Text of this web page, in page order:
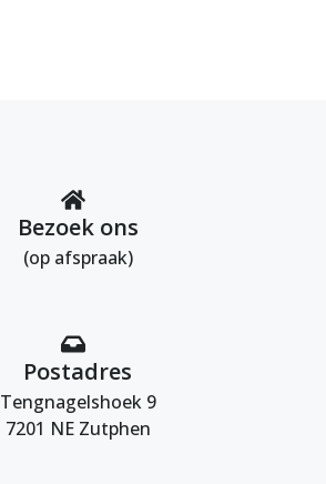
Bezoek ons
(op afspraak)
Postadres
Tengnagelshoek 9
7201 NE Zutphen